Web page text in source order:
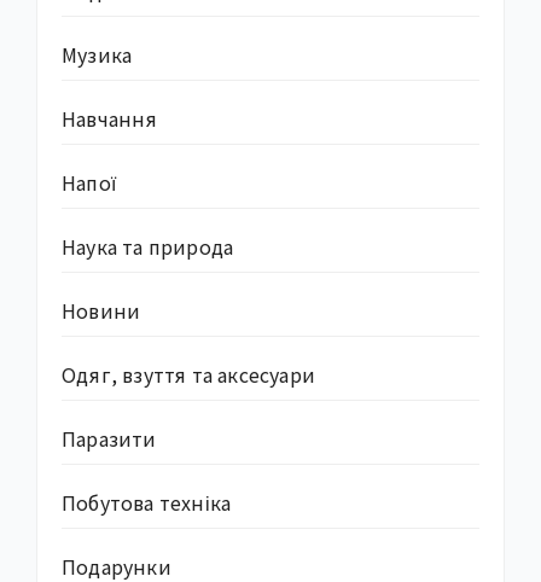
Музика
Навчання
Напої
Наука та природа
Новини
Одяг, взуття та аксесуари
Паразити
Побутова техніка
Подарунки